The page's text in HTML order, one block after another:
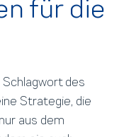
für die
des
Strategie, die
aus dem